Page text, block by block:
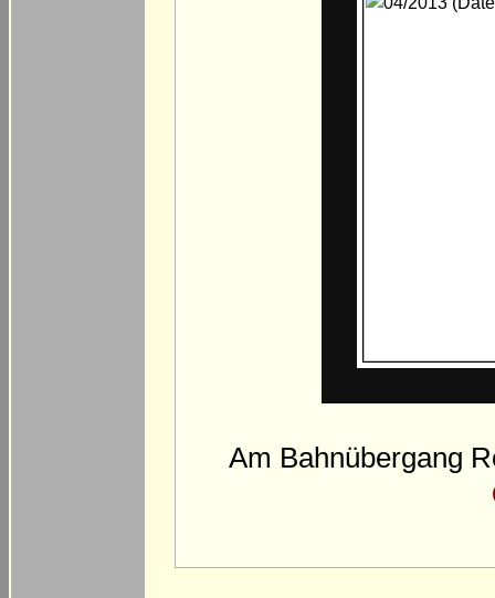
Am Bahnübergang